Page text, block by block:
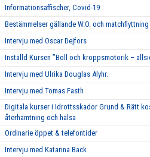
Informationsaffischer, Covid-19
Bestämmelser gällande W.O. och matchflyttning
Intervju med Oscar Dejfors
Inställd Kursen ”Boll och kroppsmotorik –
Intervju med Ulrika Douglas Alyhr.
Intervju med Tomas Fasth
Digitala kurser i Idrottsskador Grund & Rätt
återhämtning och hälsa
Ordinarie öppet & telefontider
Intervju med Katarina Back